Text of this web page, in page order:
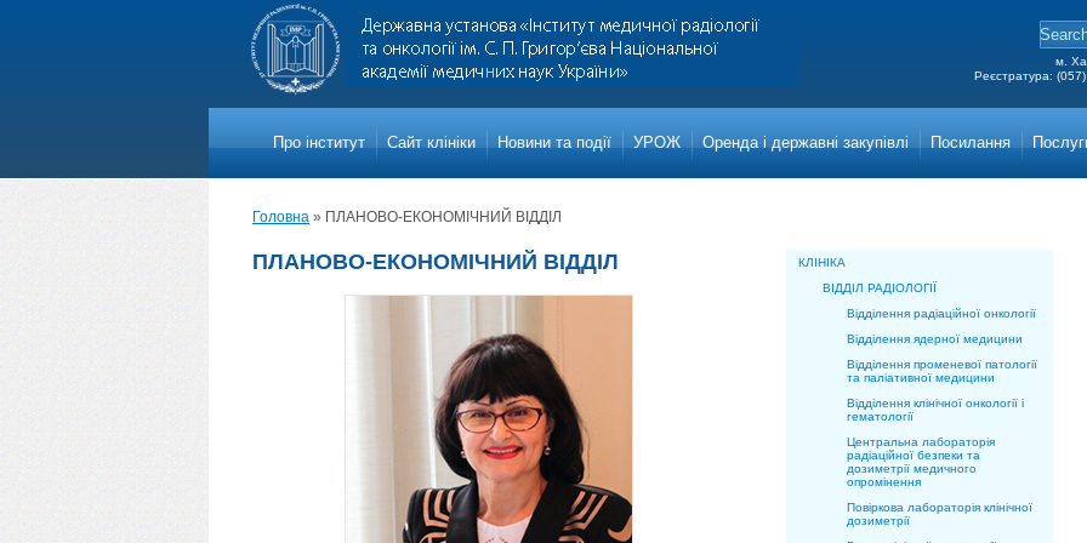
м.
Реєстратура:
Main
Про iнститут Сайт клініки Новини та події УРОЖ Оренда і державні закупівлі Посилання
Головна » ПЛАНОВО-ЕКОНОМІЧНИЙ ВІДДІЛ
КЛІНІКА
ВІДДІЛ РАДІОЛОГІЇ
Відділення радіаційної онкології
Відділення ядерної медицини
Відділення променевої патології
та паліативної медицини
Відділення клінічної онкології і
гематології
Центральна лабораторія
радіаційної безпеки та
дозиметрії медичного
опромінення
Повіркова лабораторія клінічної
дозиметрії
ПЛАНОВО-ЕКОНОМІЧНИЙ ВІДДІЛ